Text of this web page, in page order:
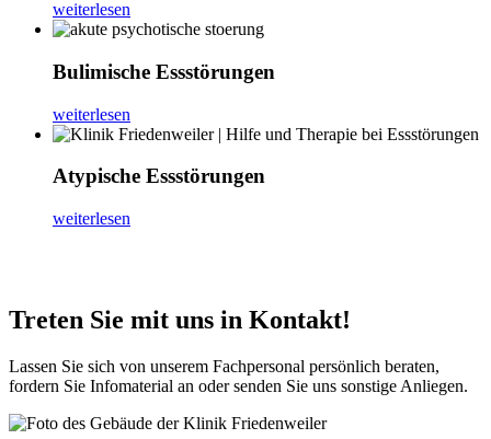
weiterlesen
Bulimische Essstörungen
weiterlesen
Atypische Essstörungen
weiterlesen
Treten Sie mit uns in Kontakt!
Lassen Sie sich von unserem Fachpersonal persönlich beraten,
fordern Sie Infomaterial an oder senden Sie uns sonstige Anliegen.